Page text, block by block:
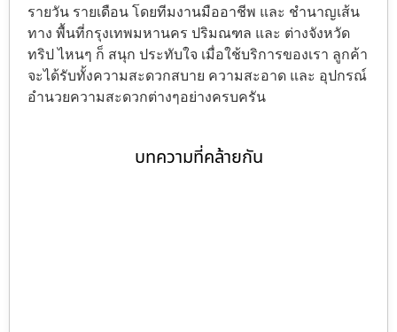
รายวัน รายเดือน โดยทีมงานมืออาชีพ และ ชำนาญเส้น
ทาง พื้นที่กรุงเทพมหานคร ปริมณฑล และ ต่างจังหวัด
ทริป ไหนๆ ก็ สนุก ประทับใจ เมื่อใช้บริการของเรา ลูกค้า
จะได้รับทั้งความสะดวกสบาย ความสะอาด และ อุปกรณ์
อำนวยความสะดวกต่างๆอย่างครบครัน
บทความที่คล้ายกัน